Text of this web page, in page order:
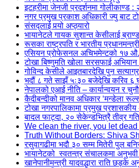
इटहरीमा जेनजी प्रदर्शनमा गोलीकाण्ड :
नगर प्रमुख प्रकाश अधिकारी ज्यु बाट
संसद्लाई पर्‍यो अप्ठ्यारो
भायानेटले गायक सुशान्त केसीलाई
रूसका राष्ट्रपति र भारतीय
एसियन प्रोफेसनल अचिभमेन्टको १७
टोखा बिष्णुमति खोला सरसफाई
गोविन्द केसीले आइतबारदेखि पुन
भदौं ८ गते साझँ ५ः३० बजेदेखि करिव ६
नेपालको एआई नीति – कार्यान्वयन र
कैदीबन्दीको मानव अधिकार ‘मन्डेला
टोखा नगरपालिकामा प्रमुख
बादल फाट्दा, २० सेकेन्डभित्रै तीव्र
We clean the river, you let
Truth Without Borders: Shiva
रसुवागढीमा भदौ ३० सम्म मितेरी पुल
भायानेटको स्वतन्त्र संचालकमा
खानेपानीमन्त्री यादवद्धारा राति छड्के